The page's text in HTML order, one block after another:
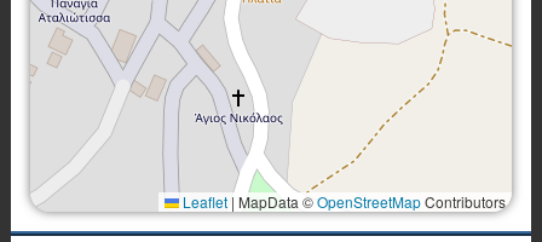
Leaflet | MapData ©OpenStreetMapContributors